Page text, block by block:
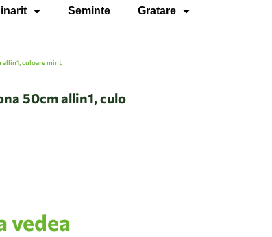
Seminte Gratare
allin1, culoare mint
50cm allin1, culo
vedea